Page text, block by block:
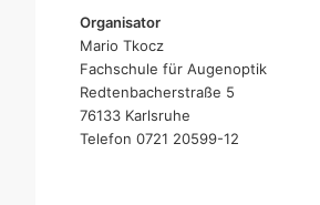
Organisator
Mario Tkocz
Fachschule für Augenoptik
Redtenbacherstraße 5
76133 Karlsruhe
Telefon 0721 20599-12